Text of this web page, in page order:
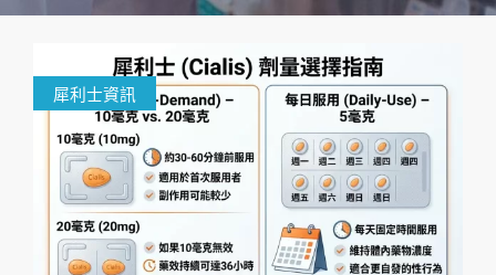
犀利士資訊